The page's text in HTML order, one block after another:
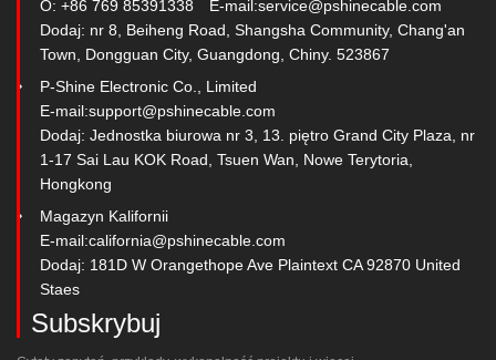
O: +86 769 85391338
E-mail:service@pshinecable.com
Dodaj: nr 8, Beiheng Road, Shangsha Community, Chang'an
Town, Dongguan City, Guangdong, Chiny. 523867
P-Shine Electronic Co., Limited
E-mail:support@pshinecable.com
Dodaj: Jednostka biurowa nr 3, 13. piętro Grand City Plaza, nr
1-17 Sai Lau KOK Road, Tsuen Wan, Nowe Terytoria,
Hongkong
Magazyn Kalifornii
E-mail:california@pshinecable.com
Dodaj: 181D W Orangethope Ave Plaintext CA 92870 United
Staes
Subskrybuj